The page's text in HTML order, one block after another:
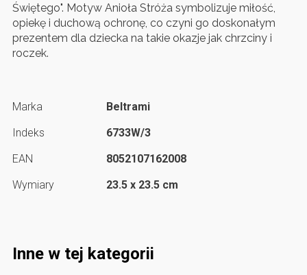
Świętego". Motyw Anioła Stróża symbolizuje miłość,
opiekę i duchową ochronę, co czyni go doskonałym
prezentem dla dziecka na takie okazje jak chrzciny i
roczek.
Marka
Beltrami
Indeks
6733W/3
EAN
8052107162008
Wymiary
23.5 x 23.5 cm
Inne w tej kategorii